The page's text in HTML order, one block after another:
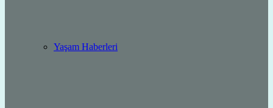
Yaşam Haberleri